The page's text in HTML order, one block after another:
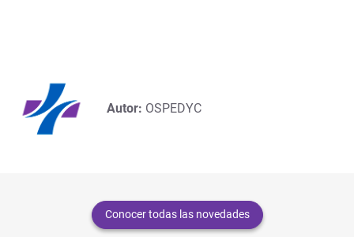
Autor: OSPEDYC
Conocer todas las novedades